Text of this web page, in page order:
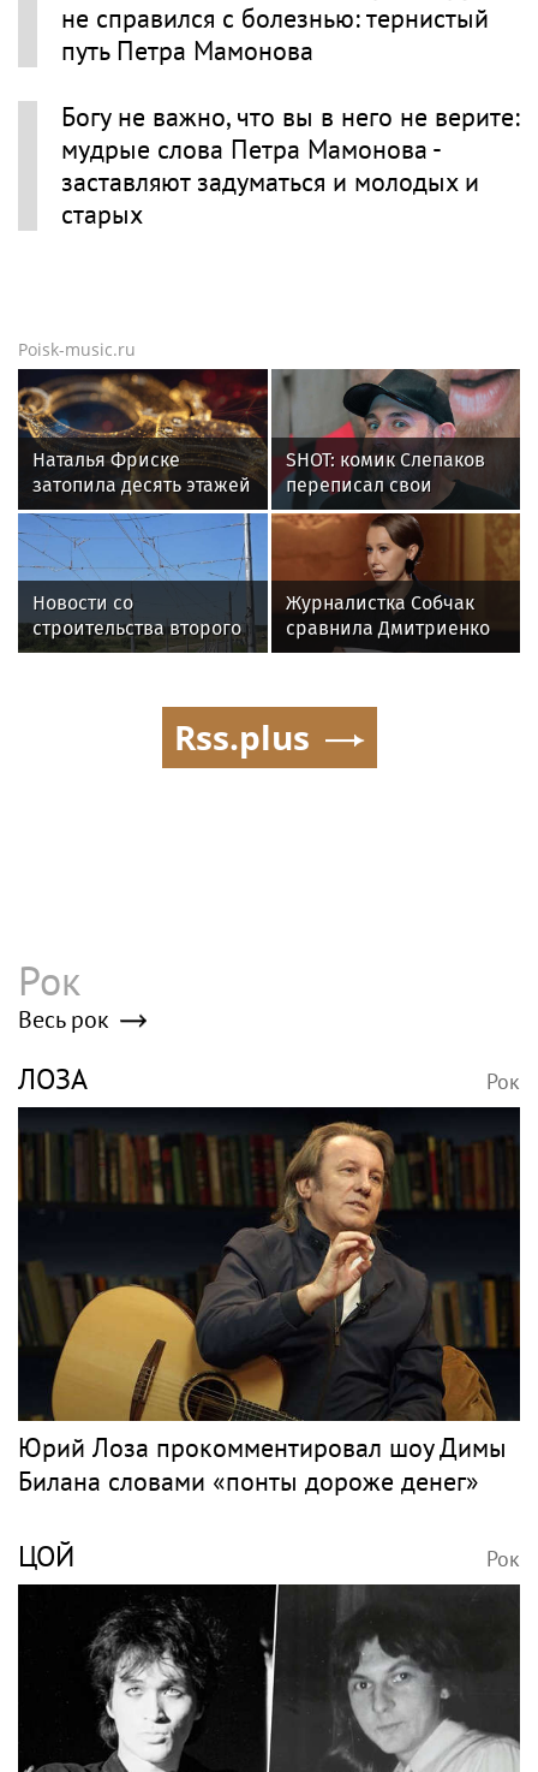
не справился с болезнью: тернистый
путь Петра Мамонова
Богу не важно, что вы в него не верите:
мудрые слова Петра Мамонова -
заставляют задуматься и молодых и
старых
Poisk-music.ru
Наталья Фриске
затопила десять этажей
в Москве, соседи
подали в суд
SHOT: комик Слепаков
переписал свои
квартиры в РФ на
родителей после
переезда
Новости со
строительства второго
этапа линии
Журналистка Собчак
сравнила Дмитриенко
и Крида, назвав их
Rss.plus
Рок
Весь рок
ЛОЗА Рок
Юрий Лоза прокомментировал шоу Димы
Билана словами «понты дороже денег»
ЦОЙ Рок